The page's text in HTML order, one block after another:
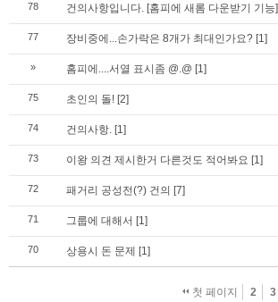
78 건의사항입니다. [홈피에 새롬 다운받기 기능]
77 장비중에...손가락은 8개가 최대인가요? [1]
» 홈피에....서열 표시좀 @.@ [1]
75 초인의 돌! [2]
74 건의사항. [1]
73 이왕 의견 제시한거 다른것도 적어봐요 [1]
72 패거리 공성전(?) 건의 [7]
71 그룹에 대해서 [1]
70 상용시 돈 문제 [1]
첫 페이지 2 3